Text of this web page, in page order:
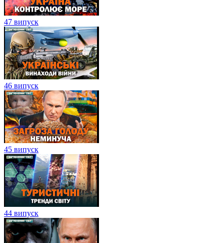
47 випуск
46 випуск
45 випуск
44 випуск